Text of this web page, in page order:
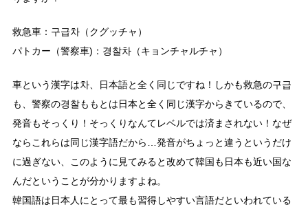
救急車：구급차（クグッチャ）
パトカー（警察車)：경찰차（キョンチャルチャ）
車という漢字は차、日本語と全く同じですね！しかも救急の구급
も、警察の경찰ももとは日本と全く同じ漢字からきているので、
発音もそっくり！そっくりなんてレベルでは済まされない！なぜ
ならこれらは同じ漢字語だから…発音がちょっと違うというだけ
に過ぎない、このように見てみると改めて韓国も日本も近い国な
んだということが分かりますよね。
韓国語は日本人にとって最も習得しやすい言語だといわれている